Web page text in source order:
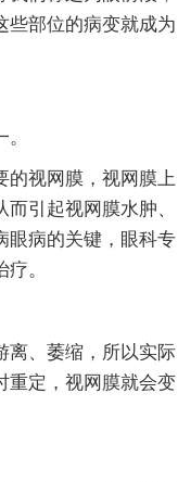
些部位的病变就成为
视网膜，视网膜上
引起视网膜水肿、
眼病的关键，眼科专
。
、萎缩，所以实际
重定，视网膜就会变